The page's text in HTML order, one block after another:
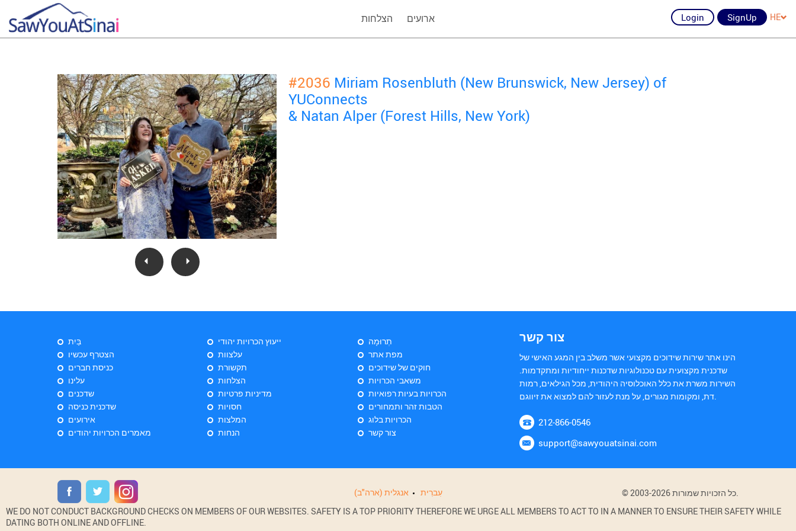
הצלחות ארועים Login SignUp HE
#2036 Miriam Rosenbluth (New Brunswick, New Jersey) of
YUConnects
& Natan Alper (Forest Hills, New York)
בַּיִת
הצטרף עכשיו
כניסת חברים
עלינו
שדכנים
שדכנית כניסה
אירועים
מאמרים הכרויות יהודים
ייעוץ הכרויות יהודי
עלצוות
תקשורת
הצלחות
מדיניות פרטיות
חסויות
המלצות
הנחות
תְרוּמָה
מפת אתר
חוקים של שידוכים
משאבי הכרויות
הכרויות בעיות רפואיות
הטבות זהר ותמחורים
הכרויות בלוג
צור קשר
צור קשר
הינו אתר שירות שידוכים מקצועי אשר משלב בין המגע האישי של
שדכנית מקצועית עם טכנולוגיות שדכנות ייחודיות ומתקדמות.
השירות משרת את כלל האוכלוסיה היהודית, מכל הגילאים, רמות
דת, ומקומות מגורים, על מנת לעזור להם למצוא את זיווגם.
212-866-0546
support@sawyouatsinai.com
אנגלית (ארה"ב) עִברִית
© 2003-2026 כל הזכויות שמורות.
WE DO NOT CONDUCT BACKGROUND CHECKS ON MEMBERS OF OUR WEBSITES. SAFETY IS A TOP PRIORITY THEREFORE WE URGE ALL MEMBERS TO ACT TO IN A MANNER TO ENSURE THEIR SAFETY WHILE
DATING BOTH ONLINE AND OFFLINE.